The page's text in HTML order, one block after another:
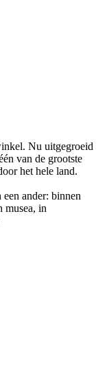
Nu uitgegroeid
van de grootste
het hele land.
ander: binnen
musea, in